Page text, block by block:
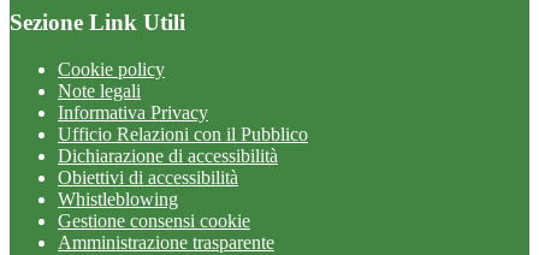
Sezione Link Utili
Cookie policy
Note legali
Informativa Privacy
Ufficio Relazioni con il Pubblico
Dichiarazione di accessibilità
Obiettivi di accessibilità
Whistleblowing
Gestione consensi cookie
Amministrazione trasparente